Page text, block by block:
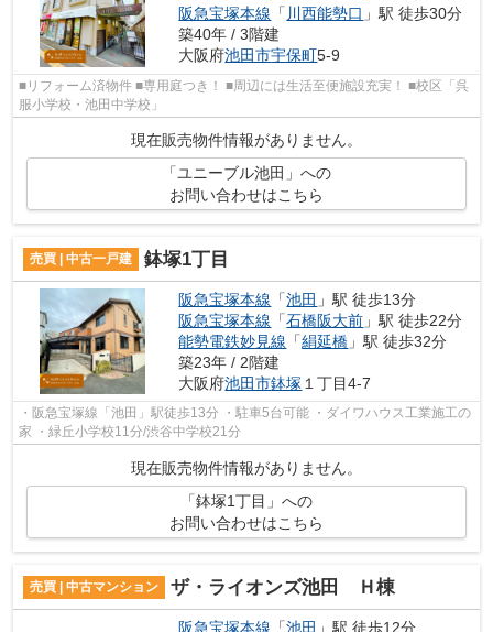
阪急宝塚本線 「 川西能勢口 」駅 徒歩30分
築40年 / 3階建
大阪府池田市宇保町5-9
■リフォーム済物件 ■専用庭つき！ ■周辺には生活至便施設充実！ ■校区「呉
服小学校・池田中学校」
現在販売物件情報がありません。
「ユニーブル池田」への
お問い合わせはこちら
売買 | 中古一戸建 鉢塚1丁目
阪急宝塚本線 「池田 」駅 徒歩13分
阪急宝塚本線 「石橋阪大前 」駅 徒歩22分
能勢電鉄妙見線 「絹延橋 」駅 徒歩32分
築23年 / 2階建
大阪府池田市鉢塚 １丁目4-7
・阪急宝塚線「池田」駅徒歩13分 ・駐車5台可能 ・ダイワハウス工業施工の
家 ・緑丘小学校11分/渋谷中学校21分
現在販売物件情報がありません。
「鉢塚1丁目」への
お問い合わせはこちら
売買 | 中古マンション ザ・ライオンズ池田 Ｈ棟
阪急宝塚本線 「池田 」駅 徒歩12分